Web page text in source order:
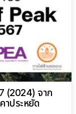
(2024) จาก
าประหยัด